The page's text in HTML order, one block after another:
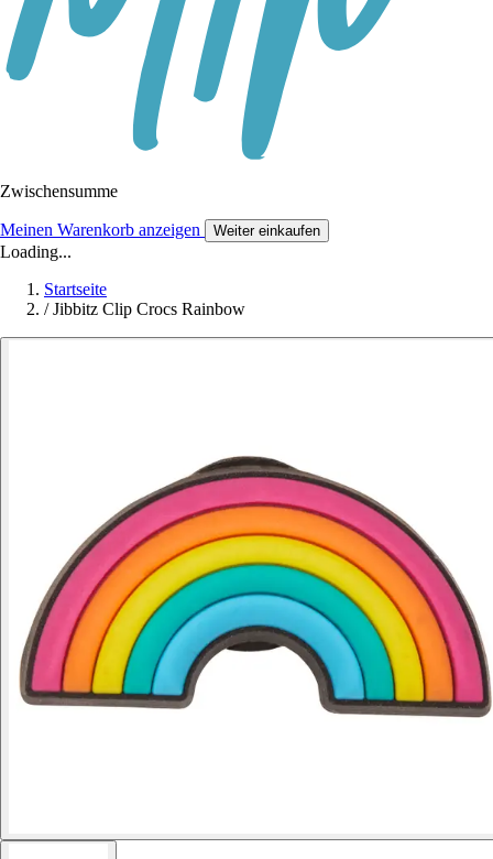
Zwischensumme
Meinen Warenkorb anzeigen Weiter einkaufen
Loading...
Startseite
/ Jibbitz Clip Crocs Rainbow